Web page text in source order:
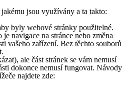
jsou využívány a ta takto:
byly webové stránky použitelné.
navigace na stránce nebo změna
vašeho zařízení. Bez těchto souborů
ale část stránek se vám nemusí
dokonce nemusí fungovat. Návody
najdete zde: